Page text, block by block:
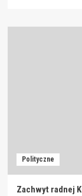
Polityczne
Zachwyt radnej